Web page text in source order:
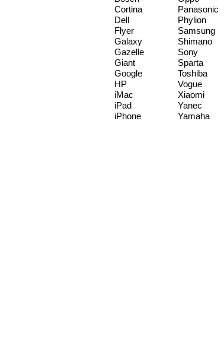
Cortina
Dell
Flyer
Galaxy
Gazelle
Giant
Google
HP
iMac
iPad
iPhone
Panasonic
Phylion
Samsung
Shimano
Sony
Sparta
Toshiba
Vogue
Xiaomi
Yanec
Yamaha